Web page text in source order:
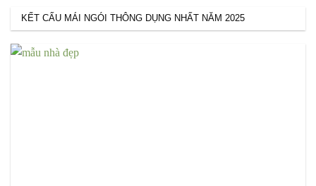
KẾT CẤU MÁI NGÓI THÔNG DỤNG NHẤT NĂM 2025